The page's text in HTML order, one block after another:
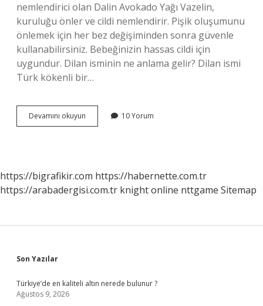
nemlendirici olan Dalin Avokado Yağı Vazelin,
kuruluğu önler ve cildi nemlendirir. Pişik oluşumunu
önlemek için her bez değişiminden sonra güvenle
kullanabilirsiniz. Bebeğinizin hassas cildi için
uygundur. Dilan isminin ne anlama gelir? Dilan ismi
Türk kökenli bir…
Devamını okuyun
Ne
10 Yorum
https://bigrafikir.com https://habernette.com.tr
https://arabadergisi.com.tr knight online nttgame Sitemap
Sidebar
Son Yazılar
Türkiye’de en kaliteli altın nerede bulunur ?
Ağustos 9, 2026